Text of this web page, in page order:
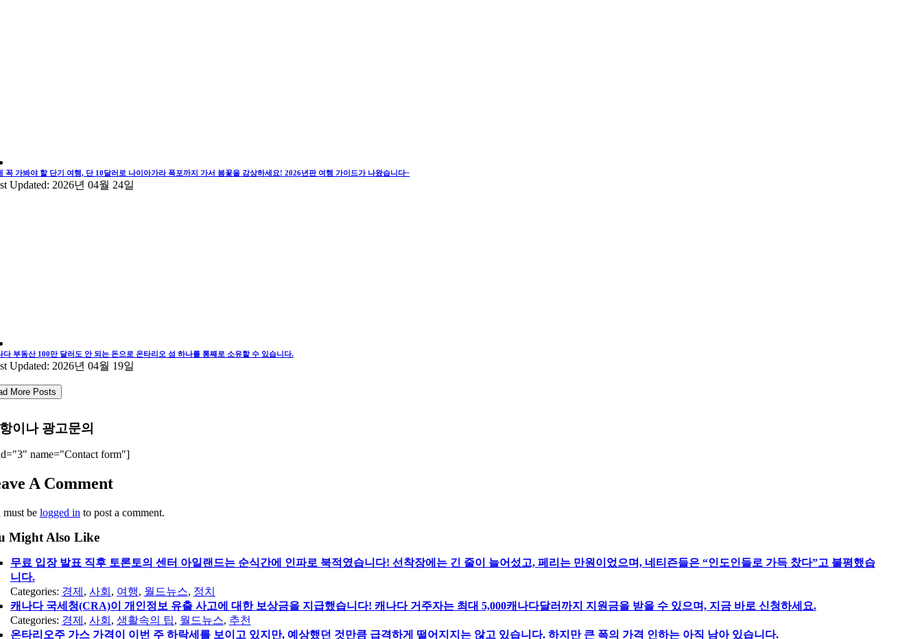
꼭 가봐야 할 단기 여행, 단 10달러로 나이아가라 폭포까지 가서 봄꽃을 감상하세요! 2026년판 여행 가이드가 나왔습니다~
Updated: 2026년 04월 24일
다 부동산 100만 달러도 안 되는 돈으로 온타리오 섬 하나를 통째로 소유할 수 있습니다.
Updated: 2026년 04월 19일
More Posts
이나 광고문의
name="Contact form"]
A Comment
must be logged in to post a comment.
Might Also Like
무료 입장 발표 직후 토론토의 센터 아일랜드는 순식간에 인파로 북적였습니다! 선착장에는 긴 줄이 늘어섰고, 페리는 만원이었으며, 네티즌들은 “인도인들로 가득 찼다”고 불평했습
니다.
Categories: 경제 , 사회 , 여행, 월드뉴스, 정치
캐나다 국세청(CRA)이 개인정보 유출 사고에 대한 보상금을 지급했습니다! 캐나다 거주자는 최대 5,000캐나다달러까지 지원금을 받을 수 있으며, 지금 바로 신청하세요.
Categories: 경제 , 사회 , 생활속의 팁, 월드뉴스, 추천
온타리오주 가스 가격이 이번 주 하락세를 보이고 있지만, 예상했던 것만큼 급격하게 떨어지지는 않고 있습니다. 하지만 큰 폭의 가격 인하는 아직 남아 있습니다.